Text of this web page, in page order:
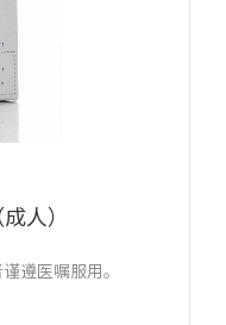
人）
遵医嘱服用。